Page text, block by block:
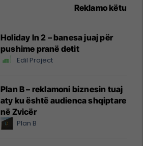
Reklamo këtu
Holiday In 2 – banesa juaj për
pushime pranë detit
Edil Project
Plan B – reklamoni biznesin tuaj
aty ku është audienca shqiptare
në Zvicër
Plan B